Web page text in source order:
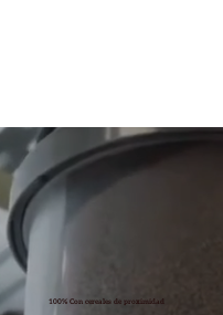
100% Con cereales de proximidad